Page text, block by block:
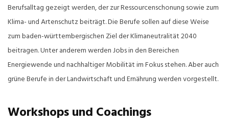
Berufsalltag gezeigt werden, der zur Ressourcenschonung sowie zum
Klima- und Artenschutz beiträgt. Die Berufe sollen auf diese Weise
zum baden-württembergischen Ziel der Klimaneutralität 2040
beitragen. Unter anderem werden Jobs in den Bereichen
Energiewende und nachhaltiger Mobilität im Fokus stehen. Aber auch
grüne Berufe in der Landwirtschaft und Ernährung werden vorgestellt.
Workshops und Coachings